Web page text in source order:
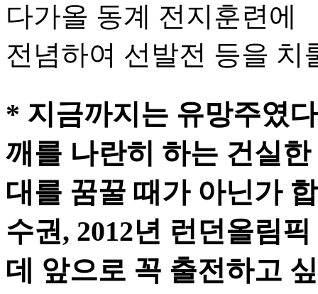
다가올 동계 전지훈련에
전념하여 선발전 등을 치
* 지금까지는 유망주였
깨를 나란히 하는 건실
대를 꿈꿀 때가 아닌가
수권, 2012년 런던올림
데 앞으로 꼭 출전하고